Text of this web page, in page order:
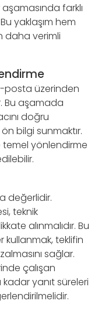
farklı
yaklaşım hem
daha verimli
posta üzerinden
Bu aşamada
doğru
bilgi sunmaktır.
temel yönlendirme
değerlidir.
teknik
alınmalıdır. Bu
teklifin
sağlar.
çalışan
yanıt süreleri